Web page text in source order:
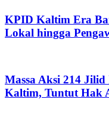
KPID Kaltim Era
Lokal hingga
Massa Aksi 214
Kaltim, Tuntut Hak